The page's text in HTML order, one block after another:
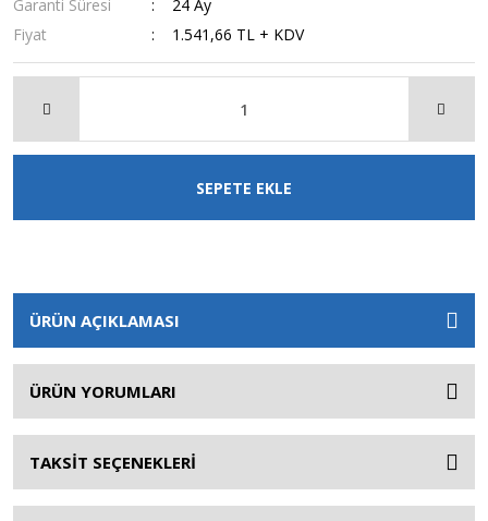
Garanti Süresi
24 Ay
Fiyat
1.541,66 TL + KDV
SEPETE EKLE
ÜRÜN AÇIKLAMASI
ÜRÜN YORUMLARI
TAKSİT SEÇENEKLERİ